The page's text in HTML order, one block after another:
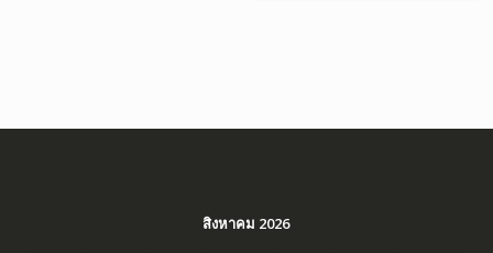
สิงหาคม 2026